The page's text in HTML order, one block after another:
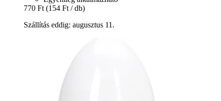
770 Ft (154 Ft / db)
Szállítás eddig: augusztus 11.